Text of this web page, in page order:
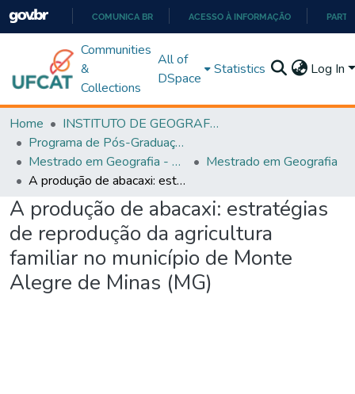
PARA
O
COMUNICA BR ACESSO À INFORMAÇÃO
Communities
&
Collections
All of
DSpace
Statistics Log In
Home
INSTITUTO DE GEOGRAFIA
Programa de Pós-Graduação em Geografia - PPGGEO
Mestrado em Geografia - PPGGEO
Mestrado em Geografia
A produção de abacaxi: estratégias de reprodução da agricultura familiar no município de Monte Alegre de Minas (MG)
A produção de abacaxi: estratégias
de reprodução da agricultura
familiar no município de Monte
Alegre de Minas (MG)